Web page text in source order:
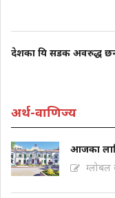
देशका यि सडक अवरुद्ध
अर्थ-वाणिज्य
आजका
ग्लोबल